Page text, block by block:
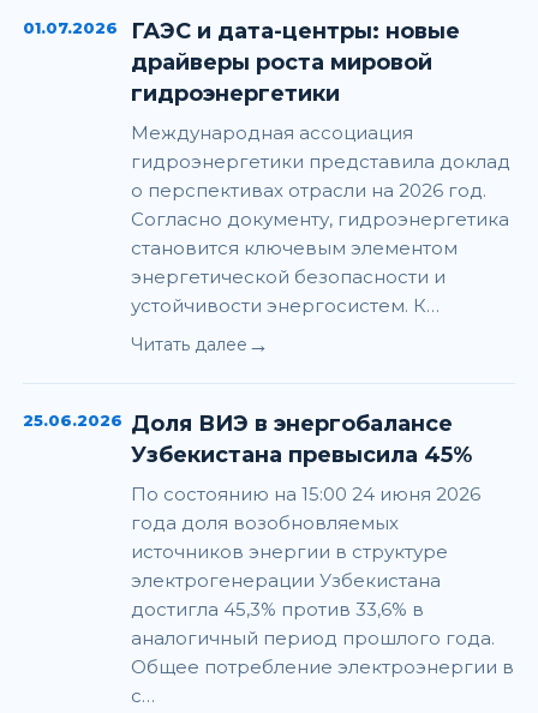
01.07.2026
ГАЭС и дата-центры: новые
драйверы роста мировой
гидроэнергетики
Международная ассоциация
гидроэнергетики представила доклад
о перспективах отрасли на 2026 год.
Согласно документу, гидроэнергетика
становится ключевым элементом
энергетической безопасности и
устойчивости энергосистем. К…
Читать далее →
25.06.2026 Доля ВИЭ в энергобалансе
Узбекистана превысила 45%
По состоянию на 15:00 24 июня 2026
года доля возобновляемых
источников энергии в структуре
электрогенерации Узбекистана
достигла 45,3% против 33,6% в
аналогичный период прошлого года.
Общее потребление электроэнергии в
с…